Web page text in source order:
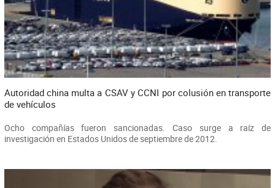
Autoridad china multa a CSAV y CCNI por colusión en transporte
de vehículos
Ocho compañías fueron sancionadas. Caso surge a raíz de
investigación en Estados Unidos de septiembre de 2012.